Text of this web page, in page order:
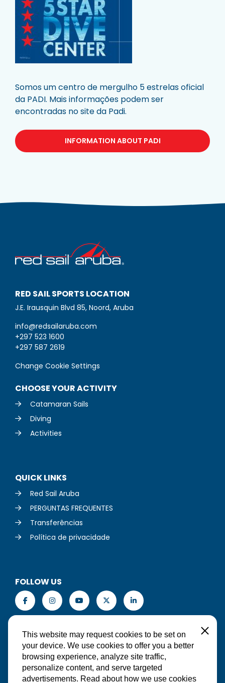
Somos um centro de mergulho 5 estrelas oficial
da PADI. Mais informações podem ser
encontradas no site da Padi.
INFORMATION ABOUT PADI
RED SAIL SPORTS LOCATION
J.E. Irausquin Blvd 85, Noord, Aruba
info@redsailaruba.com
+297 523 1600
+297 587 2619
Change Cookie Settings
CHOOSE YOUR ACTIVITY
Catamaran Sails
Diving
Activities
QUICK LINKS
Red Sail Aruba
PERGUNTAS FREQUENTES
Transferências
Política de privacidade
FOLLOW US
PT-BR
FAÇA UMA RESERVA
This website may request cookies to be set on
your device. We use cookies to offer you a better
browsing experience, analyze site traffic,
personalize content, and serve targeted
advertisements. Read about how we use cookies
Close